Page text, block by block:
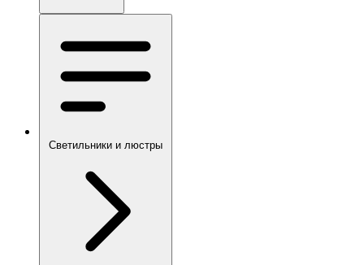
Светильники и люстры